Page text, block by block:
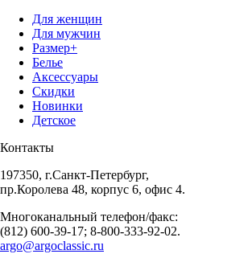
Для женщин
Для мужчин
Размер+
Белье
Аксессуары
Скидки
Новинки
Детское
Контакты
197350, г.Санкт-Петербург,
пр.Королева 48, корпус 6, офис 4.
Многоканальный телефон/факс:
(812) 600-39-17; 8-800-333-92-02.
argo@argoclassic.ru